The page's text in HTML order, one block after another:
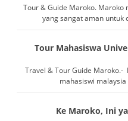
Tour & Guide Maroko. Maroko
yang sangat aman untuk
Tour Mahasiswa
Travel & Tour Guide
mahasiswi
Ke Maroko, Ini